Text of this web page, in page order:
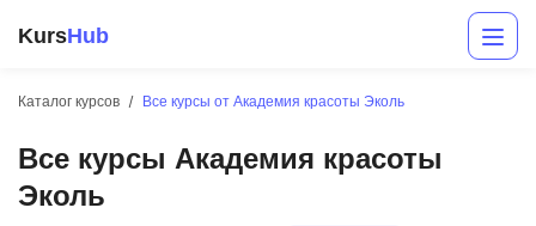
KursHub
Каталог курсов Все курсы от Академия красоты Эколь
Все курсы Академия красоты
Эколь